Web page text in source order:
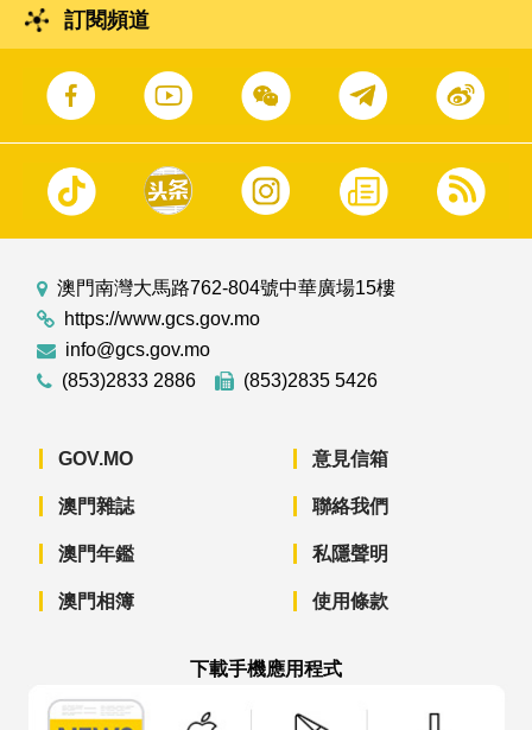
訂閱頻道
澳門南灣大馬路762-804號中華廣場15樓
https://www.gcs.gov.mo
info@gcs.gov.mo
(853)2833 2886
(853)2835 5426
GOV.MO
澳門雜誌
澳門年鑑
澳門相簿
意見信箱
聯絡我們
私隱聲明
使用條款
下載手機應用程式